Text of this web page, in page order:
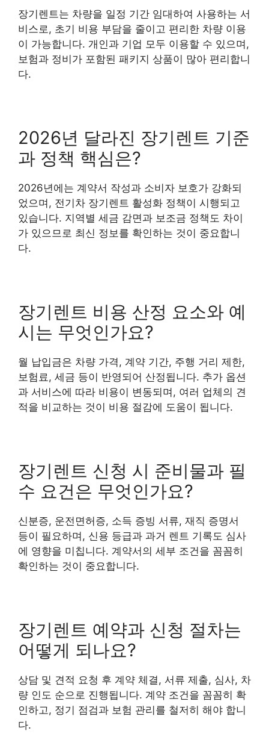
장기렌트는 차량을 일정 기간 임대하여 사용하는 서
비스로, 초기 비용 부담을 줄이고 편리한 차량 이용
이 가능합니다. 개인과 기업 모두 이용할 수 있으며,
보험과 정비가 포함된 패키지 상품이 많아 편리합니
다.
2026년 달라진 장기렌트 기준
과 정책 핵심은?
2026년에는 계약서 작성과 소비자 보호가 강화되
었으며, 전기차 장기렌트 활성화 정책이 시행되고
있습니다. 지역별 세금 감면과 보조금 정책도 차이
가 있으므로 최신 정보를 확인하는 것이 중요합니
다.
장기렌트 비용 산정 요소와 예
시는 무엇인가요?
월 납입금은 차량 가격, 계약 기간, 주행 거리 제한,
보험료, 세금 등이 반영되어 산정됩니다. 추가 옵션
과 서비스에 따라 비용이 변동되며, 여러 업체의 견
적을 비교하는 것이 비용 절감에 도움이 됩니다.
장기렌트 신청 시 준비물과 필
수 요건은 무엇인가요?
신분증, 운전면허증, 소득 증빙 서류, 재직 증명서
등이 필요하며, 신용 등급과 과거 렌트 기록도 심사
에 영향을 미칩니다. 계약서의 세부 조건을 꼼꼼히
확인하는 것이 중요합니다.
장기렌트 예약과 신청 절차는
어떻게 되나요?
상담 및 견적 요청 후 계약 체결, 서류 제출, 심사, 차
량 인도 순으로 진행됩니다. 계약 조건을 꼼꼼히 확
인하고, 정기 점검과 보험 관리를 철저히 해야 합니
다.